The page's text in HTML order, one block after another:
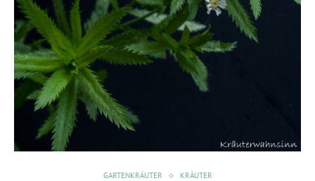
GARTENKRÄUTER KRÄUTER